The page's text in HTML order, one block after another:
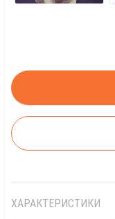
ХАРАКТЕРИСТИКИ